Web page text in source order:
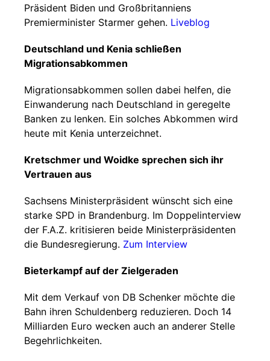
Präsident Biden und Großbritanniens
Premierminister Starmer gehen. Liveblog
Deutschland und Kenia schließen
Migrationsabkommen
Migrationsabkommen sollen dabei helfen, die
Einwanderung nach Deutschland in geregelte
Banken zu lenken. Ein solches Abkommen wird
heute mit Kenia unterzeichnet.
Kretschmer und Woidke sprechen sich ihr
Vertrauen aus
Sachsens Ministerpräsident wünscht sich eine
starke SPD in Brandenburg. Im Doppelinterview
der F.A.Z. kritisieren beide Ministerpräsidenten
die Bundesregierung. Zum Interview
Bieterkampf auf der Zielgeraden
Mit dem Verkauf von DB Schenker möchte die
Bahn ihren Schuldenberg reduzieren. Doch 14
Milliarden Euro wecken auch an anderer Stelle
Begehrlichkeiten.